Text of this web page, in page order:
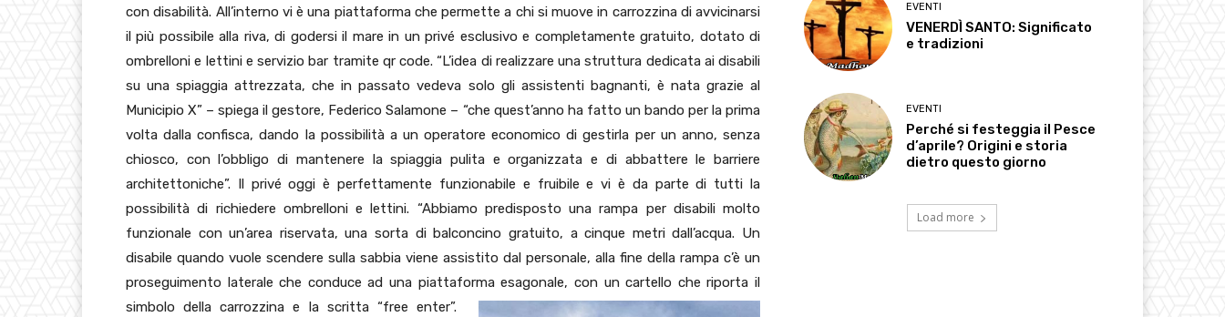
con disabilità. All’interno vi è una piattaforma che permette a chi si muove in carrozzina di avvicinarsi
il più possibile alla riva, di godersi il mare in un privé esclusivo e completamente gratuito, dotato di
ombrelloni e lettini e servizio bar tramite qr code. “L’idea di realizzare una struttura dedicata ai disabili
su una spiaggia attrezzata, che in passato vedeva solo gli assistenti bagnanti, è nata grazie al
Municipio X” – spiega il gestore, Federico Salamone – “che quest’anno ha fatto un bando per la prima
volta dalla confisca, dando la possibilità a un operatore economico di gestirla per un anno, senza
chiosco, con l’obbligo di mantenere la spiaggia pulita e organizzata e di abbattere le barriere
architettoniche”. Il privé oggi è perfettamente funzionabile e fruibile e vi è da parte di tutti la
possibilità di richiedere ombrelloni e lettini. “Abbiamo predisposto una rampa per disabili molto
funzionale con un’area riservata, una sorta di balconcino gratuito, a cinque metri dall’acqua. Un
disabile quando vuole scendere sulla sabbia viene assistito dal personale, alla fine della rampa c’è un
proseguimento laterale che conduce ad una piattaforma esagonale, con un cartello che riporta il
simbolo della carrozzina e la scritta “free enter”.
EVENTI
VENERDÌ SANTO: Significato
e tradizioni
EVENTI
Perché si festeggia il Pesce
d’aprile? Origini e storia
dietro questo giorno
Load more